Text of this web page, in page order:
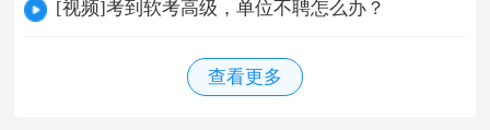
[视频]考到软考高级，单位不聘怎么办？
查看更多